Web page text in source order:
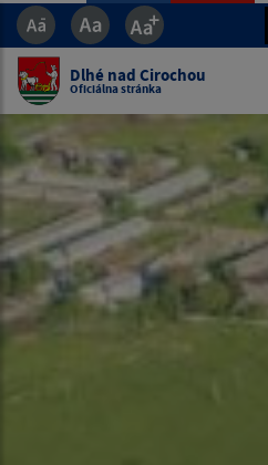
Dlhé nad Cirochou
Oficiálna stránka